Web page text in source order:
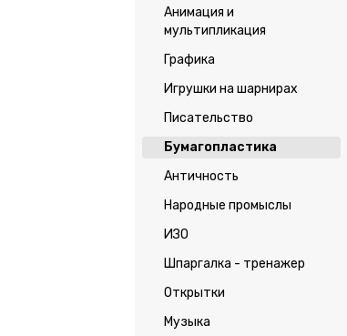
Анимация и
мультипликация
Графика
Игрушки на шарнирах
Писательство
Бумагопластика
Античность
Народные промыслы
ИЗО
Шпаргалка - тренажер
Открытки
Музыка